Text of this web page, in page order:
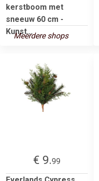
kerstboom met
sneeuw 60 cm -
Kunst...
Meerdere shops
€ 9.99